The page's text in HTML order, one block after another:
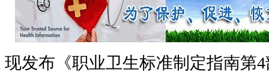
现发布《职业卫生标准制定指南第